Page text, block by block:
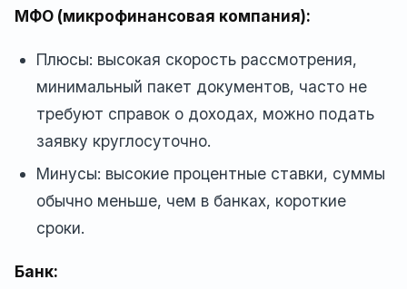
МФО (микрофинансовая компания):
Плюсы: высокая скорость рассмотрения,
минимальный пакет документов, часто не
требуют справок о доходах, можно подать
заявку круглосуточно.
Минусы: высокие процентные ставки, суммы
обычно меньше, чем в банках, короткие
сроки.
Банк: